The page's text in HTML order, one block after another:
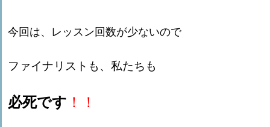
今回は、レッスン回数が少ないので
ファイナリストも、私たちも
必死です ！！